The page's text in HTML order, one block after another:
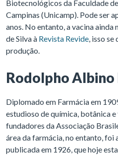
Biotecnológicos da Faculdade
Campinas (Unicamp). Pode ser
anos. No entanto, a vacina
de Silva à Revista Revide, isso
produção.
Rodolpho Albino
Diplomado em Farmácia em
estudioso de química, botânica
fundadores da Associação
área da farmácia, no entanto, foi
publicada em 1926, que hoje